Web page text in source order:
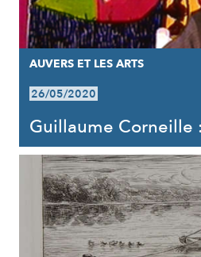
AUVERS ET LES ARTS
26/05/2020
Guillaume Corneille